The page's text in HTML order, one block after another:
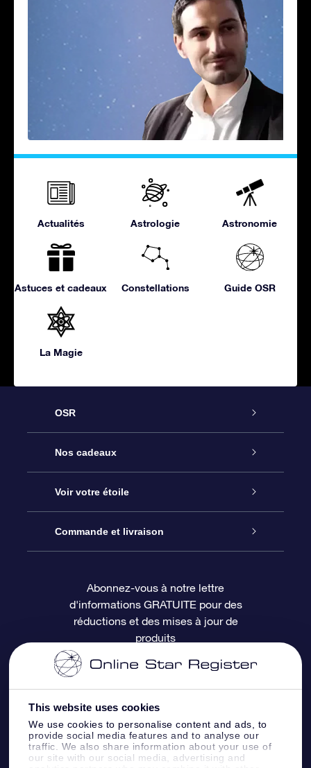
This website uses cookies
We use cookies to personalise content and ads, to
provide social media features and to analyse our
traffic. We also share information about your use of
our site with our social media, advertising and
Actualités Astrologie Astronomie
Astuces et cadeaux Constellations Guide OSR
La Magie
OSR
Service
À propos de l’OSR
Nous contacter
Questions fréquemment posées
Revues
Nos cadeaux
Cadeau d’étoile en ligne
Coffret cadeau OSR
Carte cadeau OSR
Voir votre étoile
Registre des étoiles
Page d’accueil personnalisée
Appli Voler vers les étoiles
Commande et livraison
Informations de paiement
Informations d’expédition
Politique de retour
Constellations
Abonnez-vous à notre lettre
d'informations GRATUITE pour des
réductions et des mises à jour de
produits